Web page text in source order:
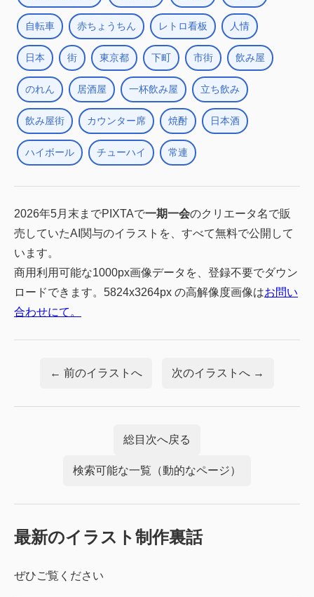
自転車 赤ちょうちん レトロ看板 人情
日本 街 東京都 下町 市街 飲み屋
のれん 居酒屋 一杯飲み屋 立ち飲み
飲み屋街 カウンター席 焼酎 日本酒
ハイボール チューハイ 常連
2026年5月末までPIXTAで一期一会のクリエータ名で販
売していたAI関与のイラストを、すべて無料で公開して
います。
商用利用可能な1000px画像データを、登録不要でダウン
ロードできます。5824x3264px の高解像度画像はお問い
合わせにて。
← 前のイラストへ 次のイラストへ →
総目次へ戻る
検索可能な一覧（動的なページ）
最新のイラスト制作裏話
ぜひご覧ください